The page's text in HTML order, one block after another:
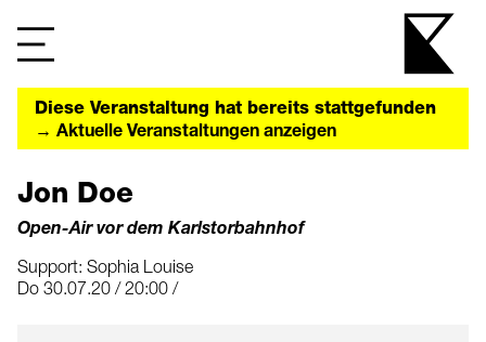
Diese Veranstaltung hat bereits stattgefunden
→ Aktuelle Veranstaltungen anzeigen
Jon Doe
Open-Air vor dem Karlstorbahnhof
Support: Sophia Louise
Do 30.07.20 / 20:00 /